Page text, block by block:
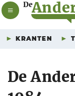
DeAnde
KRANTEN
De